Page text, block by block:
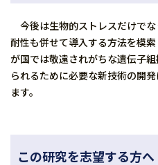
今後は生物的ストレスだけで
耐性も併せて導入する方法を模
が国では敬遠されがちな遺伝子
られるために必要な新技術の開
ます。
この研究を志望する方へ